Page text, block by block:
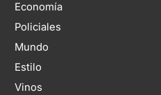
Economía
Policiales
Mundo
Estilo
Vinos